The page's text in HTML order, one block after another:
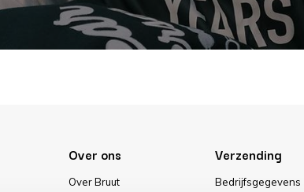
Over ons
Over Bruut
Verzending
Bedrijfsgegevens